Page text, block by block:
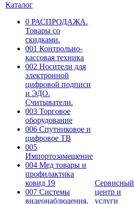
Каталог
0 РАСПРОДАЖА.
Товары со
скидками.
001 Контрольно-
кассовая техника
002 Носители для
электронной
цифровой подписи
и ЭДО.
Считыватели.
003 Торговое
оборудование
006 Спутниковое и
цифровое ТВ
005
Импортозамещение
004 Мед товары и
профилактика
ковид 19
007 Системы
видеонаблюдения.
Сервисный
центр и
услуги